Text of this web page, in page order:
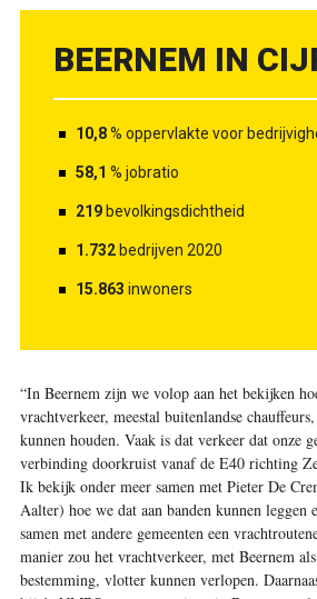
BEERNEM IN
10,8% oppervlakte voor
58,1 % jobratio
219bevolkingsdichtheid
1.732bedrijven 2020
15.863 inwoners
“In Beernem zijn we volop aan het bekijken
vrachtverkeer, meestal buitenlandse
kunnen houden. Vaak is dat verkeer dat onze
verbinding doorkruist vanaf de E40 richting
Ik bekijk onder meer samen met Pieter De
Aalter) hoe we dat aan banden kunnen leggen
samen met andere gemeenten een
manier zou het vrachtverkeer, met Beernem
bestemming, vlotter kunnen verlopen.